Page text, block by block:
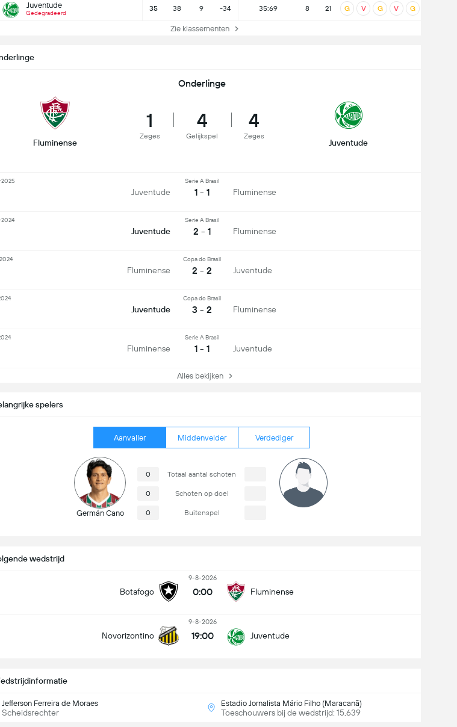
wedstrijd
Botafogo
9-8-2026
0:00 Fluminense
Novorizontino
9-8-2026
19:00 Juventude
spelers
Aanvaller Middenvelder Verdediger
Germán Cano
0 Totaal aantal schoten
0 Schoten op doel
0 Buitenspel
Jefferson Ferreira de Moraes
Scheidsrechter
Estadio Jornalista Mário Filho (Maracanã)
Toeschouwers bij de wedstrijd: 15,639
Juventude
Gedegradeerd
35 38 9 -34 35:69 8 21 G V G V G
Zie klassementen
Onderlinge
Fluminense
1
Zeges
4
Gelijkspel
4
Zeges
Juventude
Juventude
Serie A Brasil
1 - 1 Fluminense
2025
Juventude
Serie A Brasil
2 - 1 Fluminense
2024
Fluminense
Copa do Brasil
2 - 2 Juventude
Juventude
Copa do Brasil
3 - 2 Fluminense
Fluminense
Serie A Brasil
1 - 1 Juventude
Alles bekijken